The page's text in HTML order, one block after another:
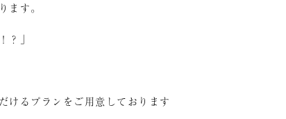
ます。
？」
けるプランをご用意しております